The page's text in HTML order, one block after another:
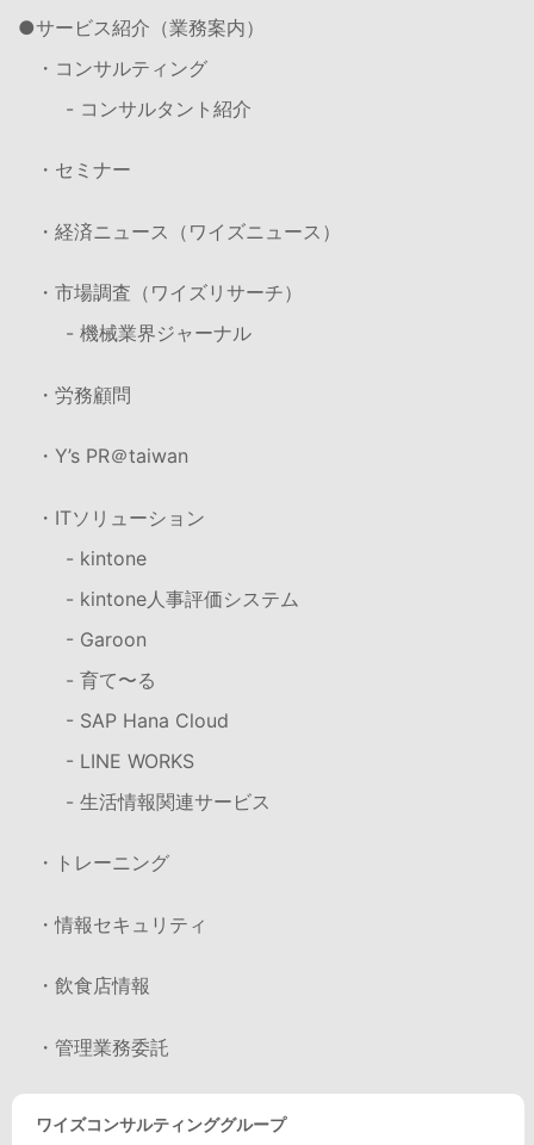
サービス紹介（業務案内）
・コンサルティング
- コンサルタント紹介
・セミナー
・経済ニュース（ワイズニュース）
・市場調査（ワイズリサーチ）
- 機械業界ジャーナル
・労務顧問
・Y’s PR＠taiwan
・ITソリューション
- kintone
- kintone人事評価システム
- Garoon
- 育て〜る
- SAP Hana Cloud
- LINE WORKS
- 生活情報関連サービス
・トレーニング
・情報セキュリティ
・飲食店情報
・管理業務委託
ワイズコンサルティンググループ